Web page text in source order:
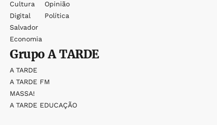
Cultura
Digital
Salvador
Economia
Opinião
Política
GrupoA TARDE
A TARDE
A TARDE FM
MASSA!
A TARDE EDUCAÇÃO